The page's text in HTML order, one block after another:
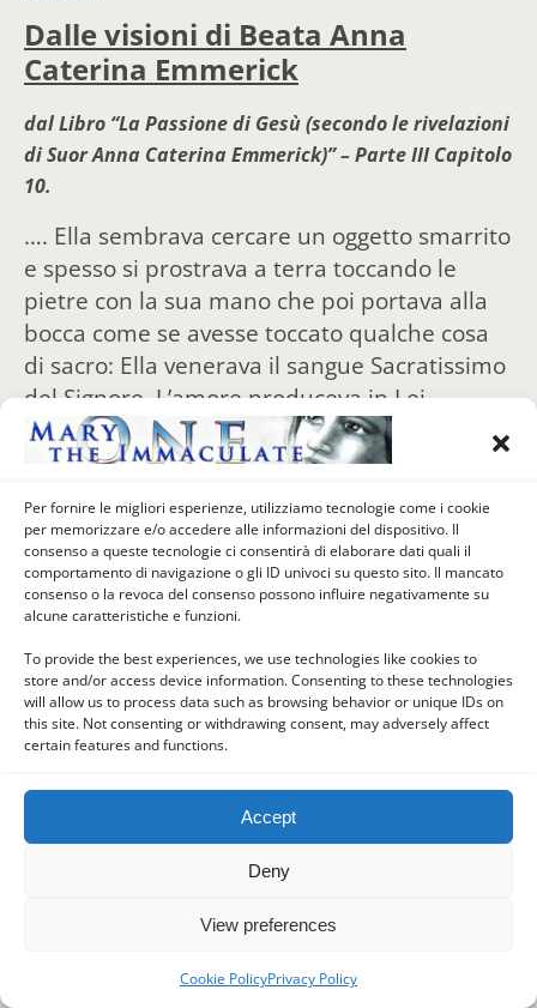
Per fornire le migliori esperienze, utilizziamo tecnologie come i cookie
per memorizzare e/o accedere alle informazioni del dispositivo. Il
consenso a queste tecnologie ci consentirà di elaborare dati quali il
comportamento di navigazione o gli ID univoci su questo sito. Il mancato
consenso o la revoca del consenso possono influire negativamente su
alcune caratteristiche e funzioni.
To provide the best experiences, we use technologies like cookies to
store and/or access device information. Consenting to these technologies
will allow us to process data such as browsing behavior or unique IDs on
this site. Not consenting or withdrawing consent, may adversely affect
certain features and functions.
Accept
Deny
View preferences
Cookie PolicyPrivacy Policy
Dalle visioni di Beata Anna
Caterina Emmerick
dal Libro “La Passione di Gesù (secondo le rivelazioni
di Suor Anna Caterina Emmerick)” – Parte III Capitolo
10.
…. Ella sembrava cercare un oggetto smarrito
e spesso si prostrava a terra toccando le
pietre con la sua mano che poi portava alla
bocca come se avesse toccato qualche cosa
di sacro: Ella venerava il sangue Sacratissimo
del Signore. L’amore produceva in Lei
qualche cosa di sovrumano, perché tutti quei
punti santificati le apparivano luminosi. Ella
era assorta in amore e contemplazione e io
l’accompagnai durante tutto il cammino e
senti e feci tutto ciò che Ella fece, nella
debole misura delle mie forze.
avvicinava, si fermò d’un tratto. Gesù, col suo
corpo sacratissimo era apparso davanti alla
Madre preceduto da un angelo,
eseguito da una quantità innumerevole di
anime liberate.